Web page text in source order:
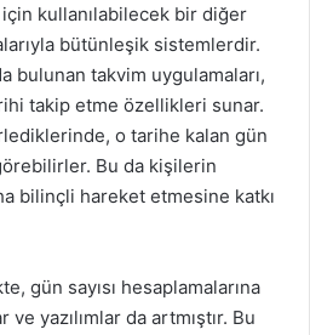
için kullanılabilecek bir diğer
bütünleşik sistemlerdir.
bulunan takvim uygulamaları,
takip etme özellikleri sunar.
o tarihe kalan gün
Bu da kişilerin
bilinçli hareket etmesine katkı
gün sayısı hesaplamalarına
yazılımlar da artmıştır. Bu